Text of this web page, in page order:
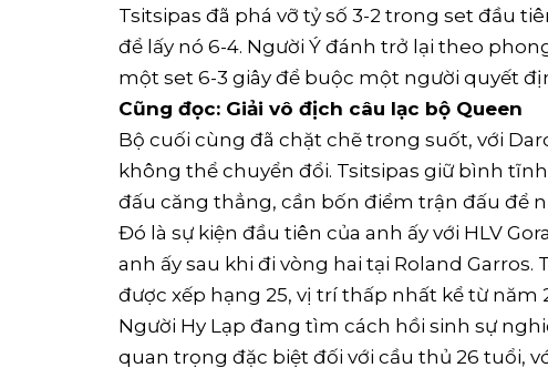
Tsitsipas đã phá vỡ tỷ số 3-2 trong set đầu
để lấy nó 6-4. Người Ý đánh trở lại theo
một set 6-3 giây để buộc một người quyết
Cũng đọc: Giải vô địch câu lạc bộ Queen
Bộ cuối cùng đã chặt chẽ trong suốt, với
không thể chuyển đổi. Tsitsipas giữ bình
đấu căng thẳng, cần bốn điểm trận đấu để
Đó là sự kiện đầu tiên của anh ấy với HLV
anh ấy sau khi đi vòng hai tại Roland Garros.
được xếp hạng 25, vị trí thấp nhất kể từ năm
Người Hy Lạp đang tìm cách hồi sinh sự
quan trọng đặc biệt đối với cầu thủ 26 tuổi,